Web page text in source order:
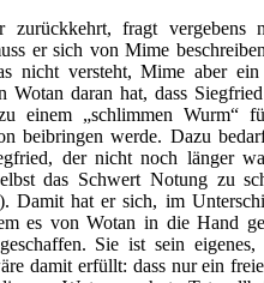
zurückkehrt, fragt vergebens
er sich von Mime
nicht versteht, Mime aber ein
Wotan daran hat, dass
einem „schlimmen Wurm“
beibringen werde. Dazu
der nicht noch länger
das Schwert Notung zu
Damit hat er sich, im
es von Wotan in die Hand
Sie ist sein
damit erfüllt: dass nur ein